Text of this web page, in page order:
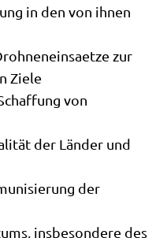
in den von ihnen
zur
Ziele
von
der Län­der und
der
ins­be­son­de­re des